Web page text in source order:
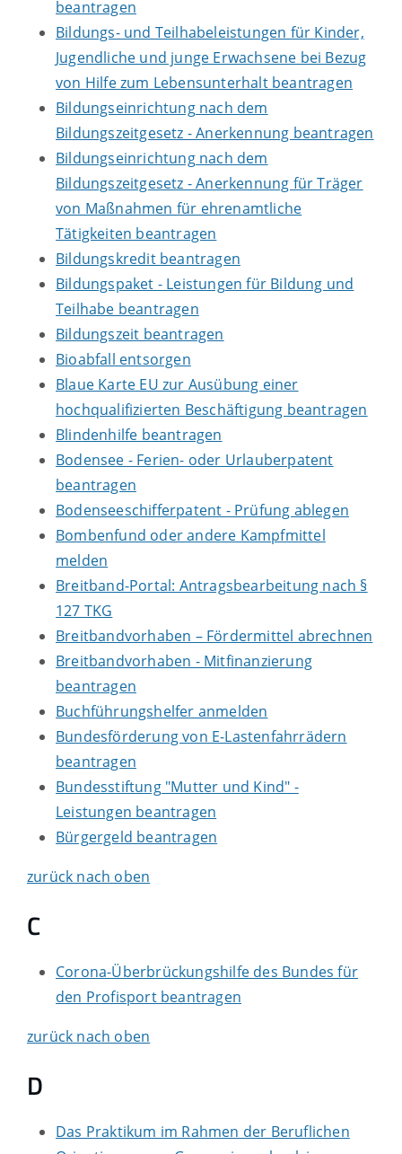
beantragen
Bildungs- und Teilhabeleistungen für Kinder,
Jugendliche und junge Erwachsene bei Bezug
von Hilfe zum Lebensunterhalt beantragen
Bildungseinrichtung nach dem
Bildungszeitgesetz - Anerkennung beantragen
Bildungseinrichtung nach dem
Bildungszeitgesetz - Anerkennung für Träger
von Maßnahmen für ehrenamtliche
Tätigkeiten beantragen
Bildungskredit beantragen
Bildungspaket - Leistungen für Bildung und
Teilhabe beantragen
Bildungszeit beantragen
Bioabfall entsorgen
Blaue Karte EU zur Ausübung einer
hochqualifizierten Beschäftigung beantragen
Blindenhilfe beantragen
Bodensee - Ferien- oder Urlauberpatent
beantragen
Bodenseeschifferpatent - Prüfung ablegen
Bombenfund oder andere Kampfmittel
melden
Breitband-Portal: Antragsbearbeitung nach §
127 TKG
Breitbandvorhaben – Fördermittel abrechnen
Breitbandvorhaben - Mitfinanzierung
beantragen
Buchführungshelfer anmelden
Bundesförderung von E-Lastenfahrrädern
beantragen
Bundesstiftung "Mutter und Kind" -
Leistungen beantragen
Bürgergeld beantragen
zurück nach oben
C
Corona-Überbrückungshilfe des Bundes für
den Profisport beantragen
zurück nach oben
D
Das Praktikum im Rahmen der Beruflichen